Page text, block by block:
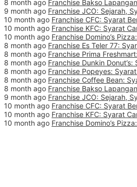
8 month ago Franchise Bakso
9 month ago Franchise JCO: Sejarah,
10 month ago Franchise CFC: Syarat
10 month ago Franchise KFC: Syarat
10 month ago Franchise Domino’s
8 month ago Franchise Es Teler 77:
8 month ago Franchise Prima
8 month ago Franchise Dunkin
8 month ago Franchise Popeyes:
8 month ago Franchise Coffee Bean:
8 month ago Franchise Bakso
9 month ago Franchise JCO: Sejarah,
10 month ago Franchise CFC: Syarat
10 month ago Franchise KFC: Syarat
10 month ago Franchise Domino’s